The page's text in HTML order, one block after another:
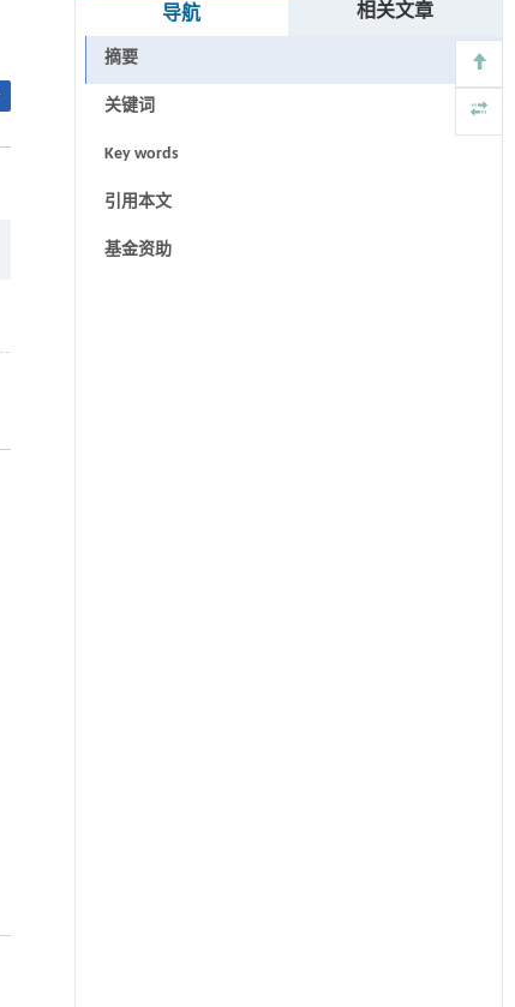
导航 相关文章
摘要
关键词
Key words
引用本文
基金资助